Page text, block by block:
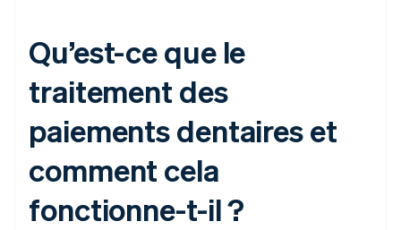
Qu’est-ce que le
traitement des
paiements dentaires et
comment cela
fonctionne-t-il ?